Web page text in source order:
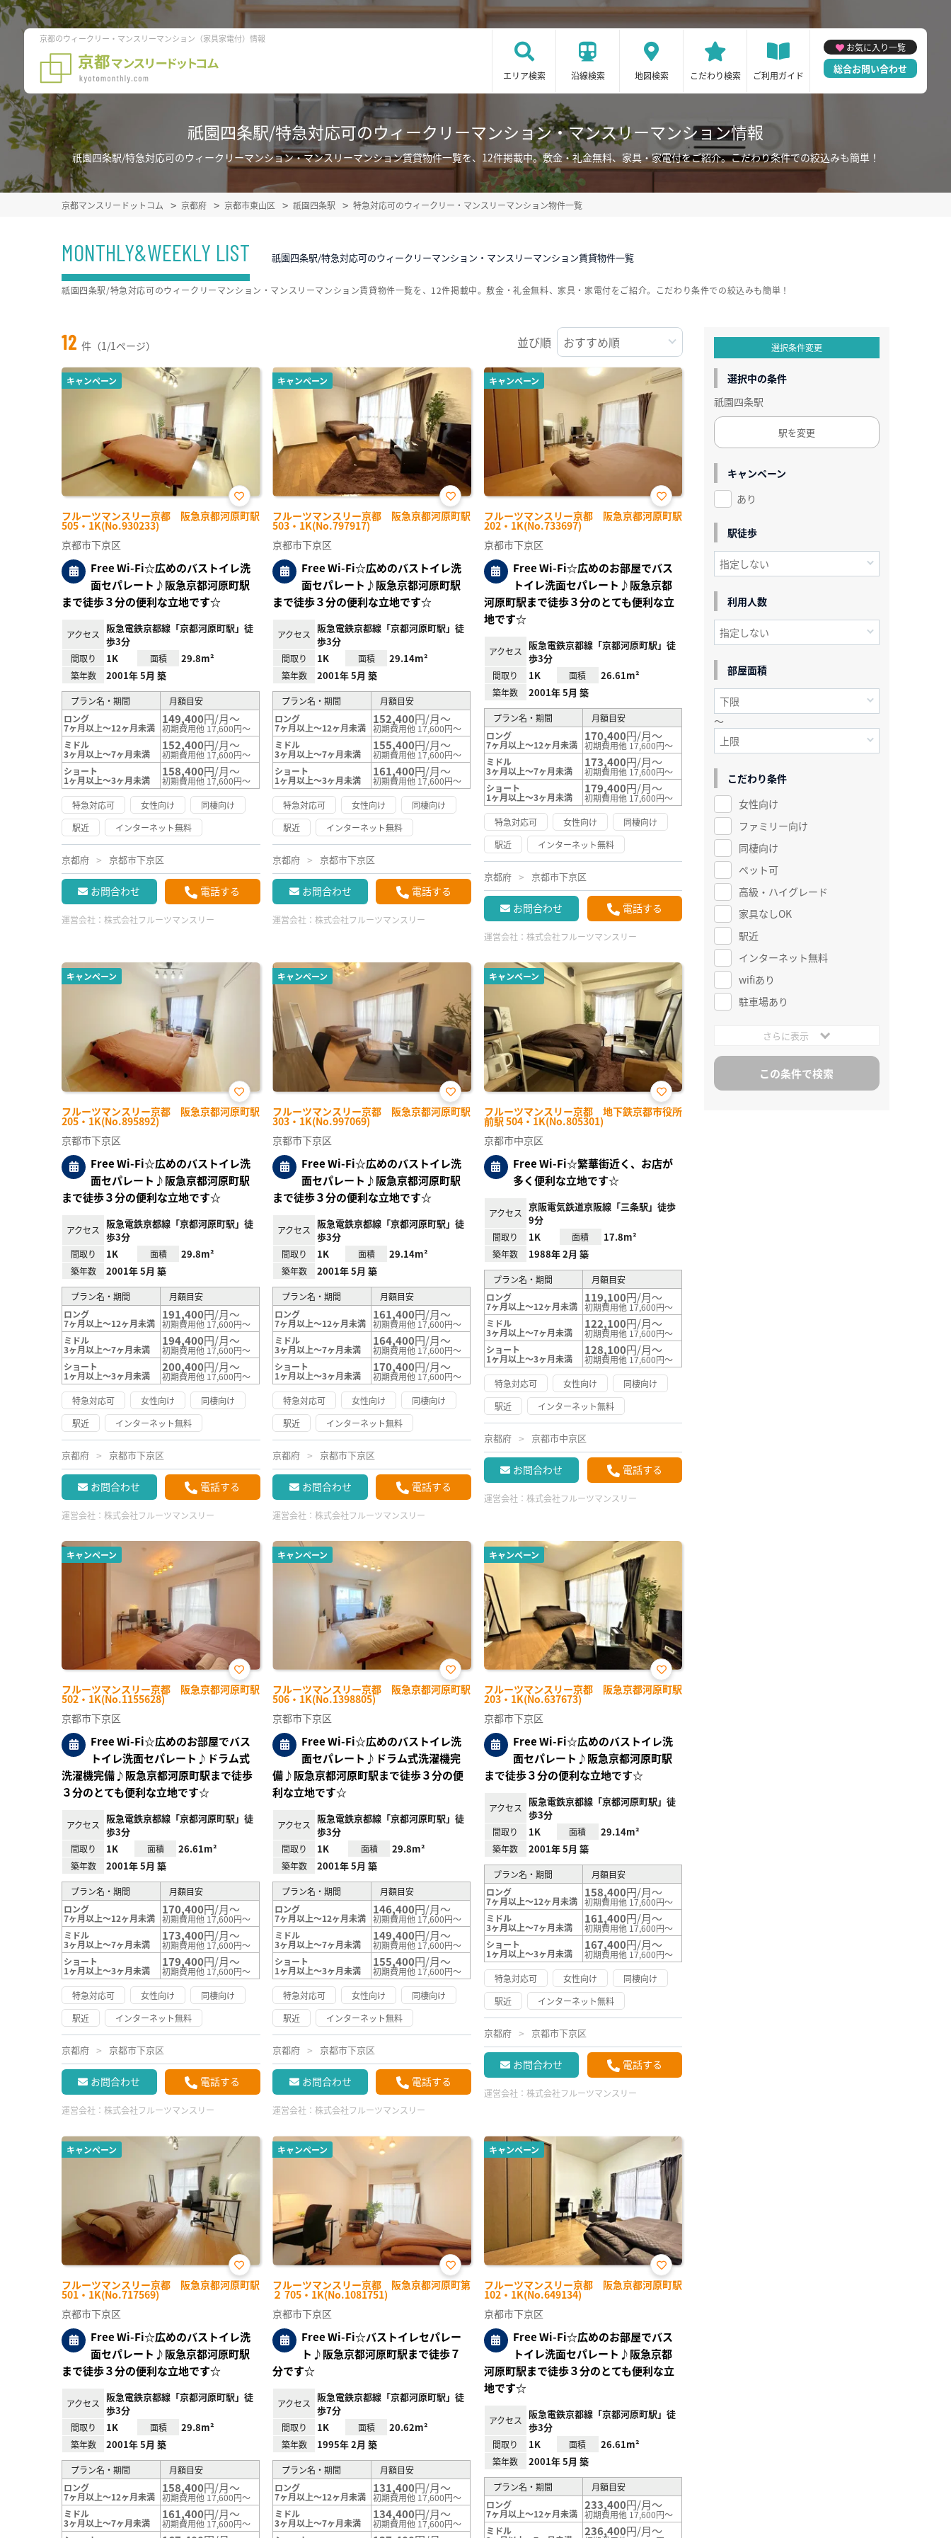
京都のウィークリー・マンスリーマンション（家具家電付）情報
エリア検索 沿線検索 地図検索 こだわり検索 ご利用ガイド
お気に入り一覧
総合お問い合わせ
祇園四条駅/特急対応可のウィークリーマンション・マンスリーマンション情報
祇園四条駅/特急対応可のウィークリーマンション・マンスリーマンション賃貸物件一覧を、12件掲載中。敷金・礼金無料、家具・家電付をご紹介。こだわり条件での絞込みも簡単！
京都マンスリードットコム 京都府 京都市東山区 祇園四条駅 特急対応可のウィークリー・マンスリーマンション物件一覧
MONTHLY&WEEKLY LIST 祇園四条駅/特急対応可のウィークリーマンション・マンスリーマンション賃貸物件一覧
12 件（1/1ページ） 並び順
キャンペーン
フルーツマンスリー京都 阪急京都河原町駅
505・1K(No.930233)
お気
に入
京都市下京区
Free Wi-Fi☆広めのバストイレ洗
面セパレート♪阪急京都河原町駅
まで徒歩３分の便利な立地です☆
アクセス
阪急電鉄京都線「京都河原町駅」徒
歩3分
間取り 1K 面積 29.8m²
築年数 2001年 5月 築
プラン名・期間
月額目安
ロング
7ヶ月以上～12ヶ月未満
149,400円/月～
初期費用他 17,600円～
ミドル
3ヶ月以上～7ヶ月未満
152,400円/月～
初期費用他 17,600円～
ショート
1ヶ月以上～3ヶ月未満
158,400円/月～
初期費用他 17,600円～
特急対応可
女性向け
同棲向け
駅近
インターネット無料
京都府 京都市下京区
お問合わせ 電話する
運営会社： 株式会社フルーツマンスリー
キャンペーン
フルーツマンスリー京都 阪急京都河原町駅
503・1K(No.797917)
お気
に入
京都市下京区
Free Wi-Fi☆広めのバストイレ洗
面セパレート♪阪急京都河原町駅
まで徒歩３分の便利な立地です☆
アクセス
阪急電鉄京都線「京都河原町駅」徒
歩3分
間取り 1K 面積 29.14m²
築年数 2001年 5月 築
プラン名・期間
月額目安
ロング
7ヶ月以上～12ヶ月未満
152,400円/月～
初期費用他 17,600円～
ミドル
3ヶ月以上～7ヶ月未満
155,400円/月～
初期費用他 17,600円～
ショート
1ヶ月以上～3ヶ月未満
161,400円/月～
初期費用他 17,600円～
特急対応可
女性向け
同棲向け
駅近
インターネット無料
京都府 京都市下京区
お問合わせ 電話する
運営会社：株式会社フルーツマンスリー
キャンペーン
フルーツマンスリー京都 阪急京都河原町駅
202・1K(No.733697)
お気
に入
京都市下京区
Free Wi-Fi☆広めのお部屋でバス
トイレ洗面セパレート♪阪急京都
河原町駅まで徒歩３分のとても便利な立
地です☆
アクセス
阪急電鉄京都線「京都河原町駅」徒
歩3分
間取り 1K 面積 26.61m²
築年数 2001年 5月 築
プラン名・期間
月額目安
ロング
7ヶ月以上～12ヶ月未満
170,400円/月～
初期費用他 17,600円～
ミドル
3ヶ月以上～7ヶ月未満
173,400円/月～
初期費用他 17,600円～
ショート
1ヶ月以上～3ヶ月未満
179,400円/月～
初期費用他 17,600円～
特急対応可
女性向け
同棲向け
駅近
インターネット無料
京都府 京都市下京区
お問合わせ 電話する
運営会社： 株式会社フルーツマンスリー
キャンペーン
フルーツマンスリー京都 阪急京都河原町駅
205・1K(No.895892)
お気
に入
京都市下京区
Free Wi-Fi☆広めのバストイレ洗
面セパレート♪阪急京都河原町駅
まで徒歩３分の便利な立地です☆
アクセス
阪急電鉄京都線「京都河原町駅」徒
歩3分
間取り 1K 面積 29.8m²
築年数 2001年 5月 築
プラン名・期間
月額目安
ロング
7ヶ月以上～12ヶ月未満
191,400円/月～
初期費用他 17,600円～
ミドル
3ヶ月以上～7ヶ月未満
194,400円/月～
初期費用他 17,600円～
ショート
1ヶ月以上～3ヶ月未満
200,400円/月～
初期費用他 17,600円～
特急対応可
女性向け
同棲向け
駅近
インターネット無料
京都府 京都市下京区
お問合わせ 電話する
運営会社： 株式会社フルーツマンスリー
キャンペーン
フルーツマンスリー京都 阪急京都河原町駅
303・1K(No.997069)
お気
に入
京都市下京区
Free Wi-Fi☆広めのバストイレ洗
面セパレート♪阪急京都河原町駅
まで徒歩３分の便利な立地です☆
アクセス
阪急電鉄京都線「京都河原町駅」徒
歩3分
間取り 1K 面積 29.14m²
築年数 2001年 5月 築
プラン名・期間
月額目安
ロング
7ヶ月以上～12ヶ月未満
161,400円/月～
初期費用他 17,600円～
ミドル
3ヶ月以上～7ヶ月未満
164,400円/月～
初期費用他 17,600円～
ショート
1ヶ月以上～3ヶ月未満
170,400円/月～
初期費用他 17,600円～
特急対応可
女性向け
同棲向け
駅近
インターネット無料
京都府 京都市下京区
お問合わせ 電話する
運営会社：株式会社フルーツマンスリー
キャンペーン
フルーツマンスリー京都 地下鉄京都市役所
前駅 504・1K(No.805301)
お気
に入
京都市中京区
Free Wi-Fi☆繁華街近く、お店が
多く便利な立地です☆
アクセス
京阪電気鉄道京阪線「三条駅」徒歩
9分
間取り 1K 面積 17.8m²
築年数 1988年 2月 築
プラン名・期間
月額目安
ロング
7ヶ月以上～12ヶ月未満
119,100円/月～
初期費用他 17,600円～
ミドル
3ヶ月以上～7ヶ月未満
122,100円/月～
初期費用他 17,600円～
ショート
1ヶ月以上～3ヶ月未満
128,100円/月～
初期費用他 17,600円～
特急対応可
女性向け
同棲向け
駅近
インターネット無料
京都府 京都市中京区
お問合わせ 電話する
運営会社： 株式会社フルーツマンスリー
キャンペーン
フルーツマンスリー京都 阪急京都河原町駅
502・1K(No.1155628)
お気
に入
京都市下京区
Free Wi-Fi☆広めのお部屋でバス
トイレ洗面セパレート♪ドラム式
洗濯機完備♪阪急京都河原町駅まで徒歩
３分のとても便利な立地です☆
アクセス
阪急電鉄京都線「京都河原町駅」徒
歩3分
間取り 1K 面積 26.61m²
築年数 2001年 5月 築
プラン名・期間
月額目安
ロング
7ヶ月以上～12ヶ月未満
170,400円/月～
初期費用他 17,600円～
ミドル
3ヶ月以上～7ヶ月未満
173,400円/月～
初期費用他 17,600円～
ショート
1ヶ月以上～3ヶ月未満
179,400円/月～
初期費用他 17,600円～
特急対応可
女性向け
同棲向け
駅近
インターネット無料
京都府 京都市下京区
お問合わせ 電話する
運営会社： 株式会社フルーツマンスリー
キャンペーン
フルーツマンスリー京都 阪急京都河原町駅
506・1K(No.1398805)
お気
に入
京都市下京区
Free Wi-Fi☆広めのバストイレ洗
面セパレート♪ドラム式洗濯機完
備♪阪急京都河原町駅まで徒歩３分の便
利な立地です☆
アクセス
阪急電鉄京都線「京都河原町駅」徒
歩3分
間取り 1K 面積 29.8m²
築年数 2001年 5月 築
プラン名・期間
月額目安
ロング
7ヶ月以上～12ヶ月未満
146,400円/月～
初期費用他 17,600円～
ミドル
3ヶ月以上～7ヶ月未満
149,400円/月～
初期費用他 17,600円～
ショート
1ヶ月以上～3ヶ月未満
155,400円/月～
初期費用他 17,600円～
特急対応可
女性向け
同棲向け
駅近
インターネット無料
京都府 京都市下京区
お問合わせ 電話する
運営会社：株式会社フルーツマンスリー
キャンペーン
フルーツマンスリー京都 阪急京都河原町駅
203・1K(No.637673)
お気
に入
京都市下京区
Free Wi-Fi☆広めのバストイレ洗
面セパレート♪阪急京都河原町駅
まで徒歩３分の便利な立地です☆
アクセス
阪急電鉄京都線「京都河原町駅」徒
歩3分
間取り 1K 面積 29.14m²
築年数 2001年 5月 築
プラン名・期間
月額目安
ロング
7ヶ月以上～12ヶ月未満
158,400円/月～
初期費用他 17,600円～
ミドル
3ヶ月以上～7ヶ月未満
161,400円/月～
初期費用他 17,600円～
ショート
1ヶ月以上～3ヶ月未満
167,400円/月～
初期費用他 17,600円～
特急対応可
女性向け
同棲向け
駅近
インターネット無料
京都府 京都市下京区
お問合わせ 電話する
運営会社： 株式会社フルーツマンスリー
キャンペーン
フルーツマンスリー京都 阪急京都河原町駅
501・1K(No.717569)
お気
に入
京都市下京区
Free Wi-Fi☆広めのバストイレ洗
面セパレート♪阪急京都河原町駅
まで徒歩３分の便利な立地です☆
アクセス
阪急電鉄京都線「京都河原町駅」徒
歩3分
間取り 1K 面積 29.8m²
築年数 2001年 5月 築
プラン名・期間
月額目安
ロング
7ヶ月以上～12ヶ月未満
158,400円/月～
初期費用他 17,600円～
ミドル
3ヶ月以上～7ヶ月未満
161,400円/月～
初期費用他 17,600円～
キャンペーン
フルーツマンスリー京都 阪急京都河原町第
２ 705・1K(No.1081751)
お気
に入
京都市下京区
Free Wi-Fi☆バストイレセパレー
ト♪阪急京都河原町駅まで徒歩７
分です☆
アクセス
阪急電鉄京都線「京都河原町駅」徒
歩7分
間取り 1K 面積 20.62m²
築年数 1995年 2月 築
プラン名・期間
月額目安
ロング
7ヶ月以上～12ヶ月未満
131,400円/月～
初期費用他 17,600円～
ミドル
3ヶ月以上～7ヶ月未満
134,400円/月～
初期費用他 17,600円～
キャンペーン
フルーツマンスリー京都 阪急京都河原町駅
102・1K(No.649134)
お気
に入
京都市下京区
Free Wi-Fi☆広めのお部屋でバス
トイレ洗面セパレート♪阪急京都
河原町駅まで徒歩３分のとても便利な立
地です☆
アクセス
阪急電鉄京都線「京都河原町駅」徒
歩3分
間取り 1K 面積 26.61m²
築年数 2001年 5月 築
プラン名・期間
月額目安
ロング
7ヶ月以上～12ヶ月未満
233,400円/月～
初期費用他 17,600円～
ミドル
236,400円/月～
祇園四条駅/特急対応可のウィークリーマンション・マンスリーマンション賃貸物件一覧を、12件掲載中。敷金・礼金無料、家具・家電付をご紹介。こだわり条件での絞込みも簡単！
選択条件変更
選択中の条件
祇園四条駅
駅を変更
キャンペーン
あり
駅徒歩
利用人数
部屋面積
～
こだわり条件
女性向け
ファミリー向け
同棲向け
ペット可
高級・ハイグレード
家具なしOK
駅近
インターネット無料
wifiあり
駐車場あり
さらに表示